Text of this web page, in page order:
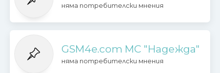
няма потребителски мнения
GSM4e.com МС "Надежда"
няма потребителски мнения